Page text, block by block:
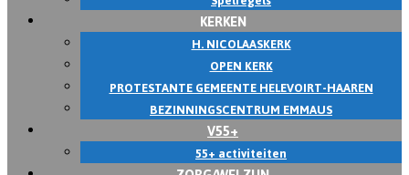
KERKEN
H. NICOLAASKERK
OPEN KERK
PROTESTANTE GEMEENTE HELEVOIRT-HAAREN
BEZINNINGSCENTRUM EMMAUS
V55+
55+ activiteiten